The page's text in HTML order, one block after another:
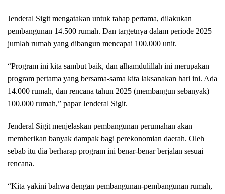
Jenderal Sigit mengatakan untuk tahap pertama, dilakukan
pembangunan 14.500 rumah. Dan targetnya dalam periode 2025
jumlah rumah yang dibangun mencapai 100.000 unit.
“Program ini kita sambut baik, dan alhamdulillah ini merupakan
program pertama yang bersama-sama kita laksanakan hari ini. Ada
14.000 rumah, dan rencana tahun 2025 (membangun sebanyak)
100.000 rumah,” papar Jenderal Sigit.
Jenderal Sigit menjelaskan pembangunan perumahan akan
memberikan banyak dampak bagi perekonomian daerah. Oleh
sebab itu dia berharap program ini benar-benar berjalan sesuai
rencana.
“Kita yakini bahwa dengan pembangunan-pembangunan rumah,